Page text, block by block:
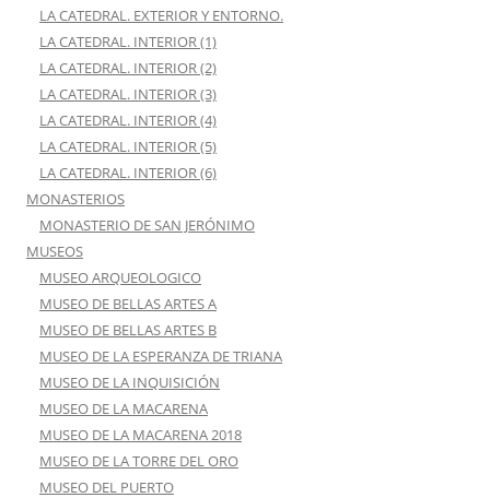
LA CATEDRAL. EXTERIOR Y ENTORNO.
LA CATEDRAL. INTERIOR (1)
LA CATEDRAL. INTERIOR (2)
LA CATEDRAL. INTERIOR (3)
LA CATEDRAL. INTERIOR (4)
LA CATEDRAL. INTERIOR (5)
LA CATEDRAL. INTERIOR (6)
MONASTERIOS
MONASTERIO DE SAN JERÓNIMO
MUSEOS
MUSEO ARQUEOLOGICO
MUSEO DE BELLAS ARTES A
MUSEO DE BELLAS ARTES B
MUSEO DE LA ESPERANZA DE TRIANA
MUSEO DE LA INQUISICIÓN
MUSEO DE LA MACARENA
MUSEO DE LA MACARENA 2018
MUSEO DE LA TORRE DEL ORO
MUSEO DEL PUERTO